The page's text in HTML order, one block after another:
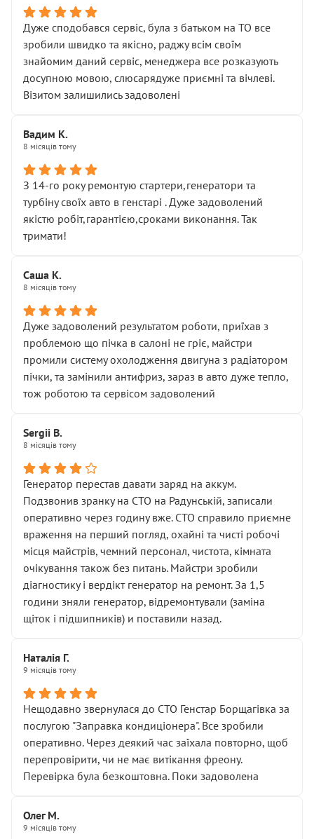
Дуже сподобався сервіс, була з батьком на ТО все
зробили швидко та якісно, раджу всім своїм
знайомим даний сервіс, менеджера все розказують
досупною мовою, слюсарядуже приємні та вічлеві.
Візитом залишились задоволені
Вадим К.
8 місяців тому
З 14-го року ремонтую стартери,генератори та
турбіну своїх авто в генстарі . Дуже задоволений
якістю робіт,гарантією,сроками виконання. Так
тримати!
Саша К.
8 місяців тому
Дуже задоволений результатом роботи, приїхав з
проблемою що пічка в салоні не гріє, майстри
промили систему охолодження двигуна з радіатором
пічки, та замінили антифриз, зараз в авто дуже тепло,
тож роботою та сервісом задоволений
Sergii B.
8 місяців тому
Генератор перестав давати заряд на аккум.
Подзвонив зранку на СТО на Радунській, записали
оперативно через годину вже. СТО справило приємне
враження на перший погляд, охайні та чисті робочі
місця майстрів, чемний персонал, чистота, кімната
очікування також без питань. Майстри зробили
діагностику і вердікт генератор на ремонт. За 1,5
години зняли генератор, відремонтували (заміна
щіток і підшипників) и поставили назад.
Наталія Г.
9 місяців тому
Нещодавно звернулася до СТО Генстар Борщагівка за
послугою "Заправка кондиціонера". Все зробили
оперативно. Через деякий час заїхала повторно, щоб
перепровірити, чи не має витікання фреону.
Перевірка була безкоштовна. Поки задоволена
Олег М.
9 місяців тому